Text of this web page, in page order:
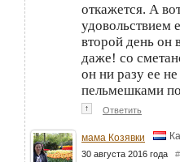
откажется. А
удовольствием
второй день он
даже! со
он ни разу ее
пельмешками
↑ Ответить
мама Козявки
30 августа 2016 года #